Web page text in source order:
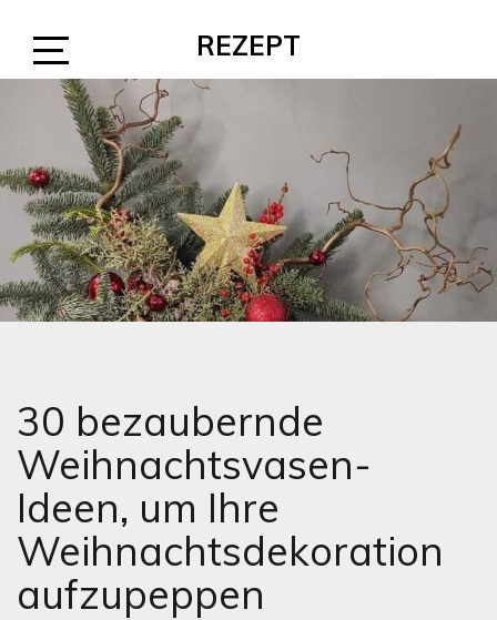
content
Open
Sidebar
REZEPT
30 bezaubernde
Weihnachtsvasen-
Ideen, um Ihre
Weihnachtsdekoration
aufzupeppen